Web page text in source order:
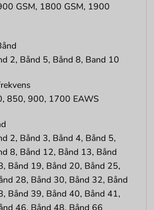
GSM, 1800 GSM, 1900
2, Bånd 5, Bånd 8, Band 10
850, 900, 1700 EAWS
2, Bånd 3, Bånd 4, Bånd 5,
8, Bånd 12, Bånd 13, Bånd
Bånd 19, Bånd 20, Bånd 25,
28, Bånd 30, Bånd 32, Bånd
Bånd 39, Bånd 40, Bånd 41,
46, Bånd 48, Bånd 66